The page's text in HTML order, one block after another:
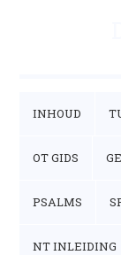
INHOUD
OT GIDS
PSALMS
NT INLEIDING